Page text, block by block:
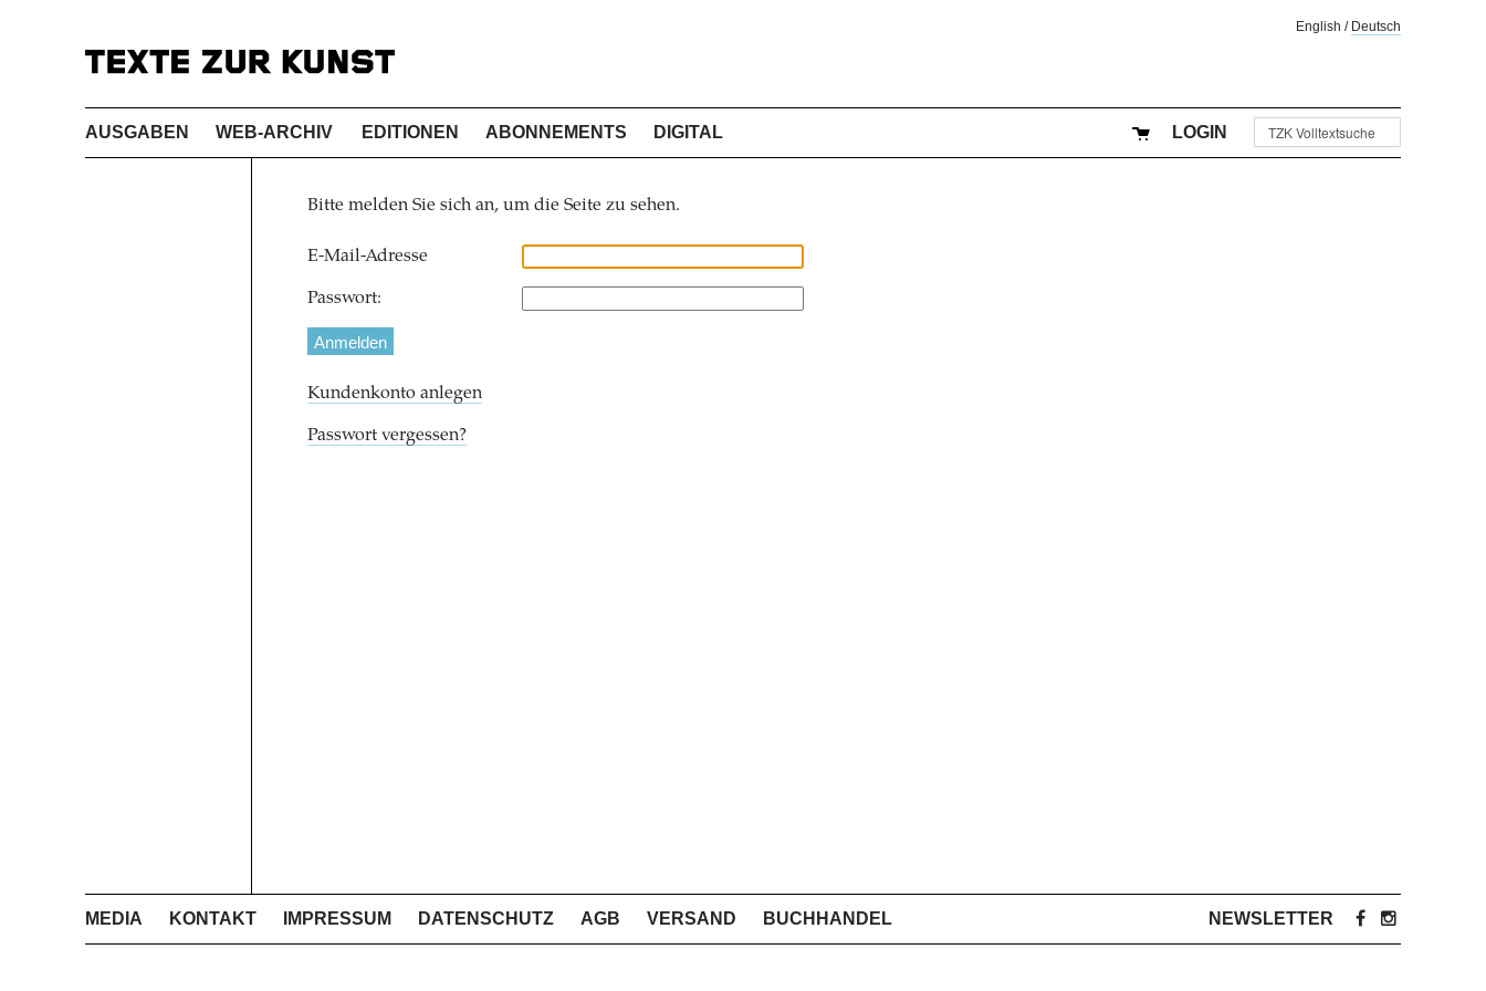
English / Deutsch
AUSGABEN WEB-ARCHIV EDITIONEN ABONNEMENTS DIGITAL LOGIN
Bitte melden Sie sich an, um die Seite zu sehen.
E-Mail-Adresse
Passwort:
Kundenkonto anlegen
Passwort vergessen?
MEDIA KONTAKT IMPRESSUM DATENSCHUTZ AGB VERSAND BUCHHANDEL NEWSLETTER